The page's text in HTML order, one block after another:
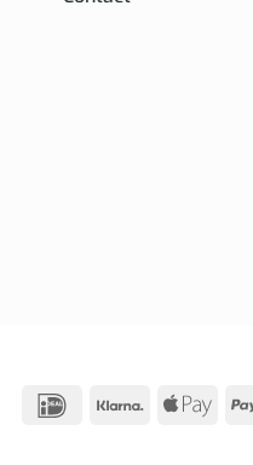
IDeal Klarna